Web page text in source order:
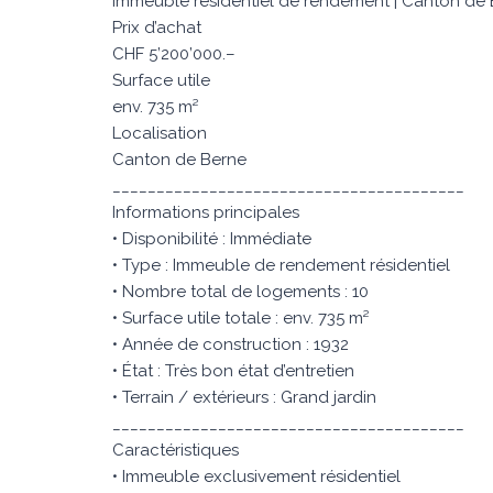
Prix d’achat
CHF 5’200’000.–
Surface utile
env. 735 m²
Localisation
Canton de Berne
Informations principales
• Disponibilité : Immédiate
• Type : Immeuble de rendement résidentiel
• Nombre total de logements : 10
• Surface utile totale : env. 735 m²
• Année de construction : 1932
• État : Très bon état d’entretien
• Terrain / extérieurs : Grand jardin
Caractéristiques
• Immeuble exclusivement résidentiel